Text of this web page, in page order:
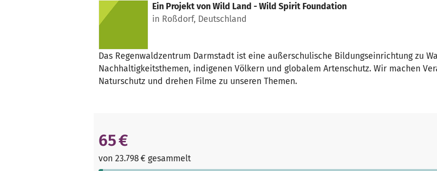
Ein Projekt vonWild Land - Wild Spirit Foundation
in Roßdorf, Deutschland
Das Regenwaldzentrum Darmstadt ist eine außerschulische Bildungseinrichtung zu
Nachhaltigkeitsthemen, indigenen Völkern und globalem Artenschutz. Wir machen
Naturschutz und drehen Filme zu unseren Themen.
65 €
von 23.798 € gesammelt